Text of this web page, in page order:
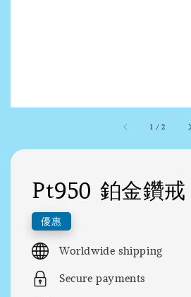
1 /2
Pt950 鉑金鑽戒
優惠
Worldwide shipping
Secure payments